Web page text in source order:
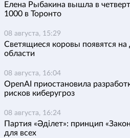
Елена Рыбакина вышла в
1000 в Торонто
08 августа, 15:29
Светящиеся коровы появятся на
области
08 августа, 16:04
OpenAI приостановила
рисков киберугроз
08 августа, 16:24
Партия «Әділет»: принцип
для всех